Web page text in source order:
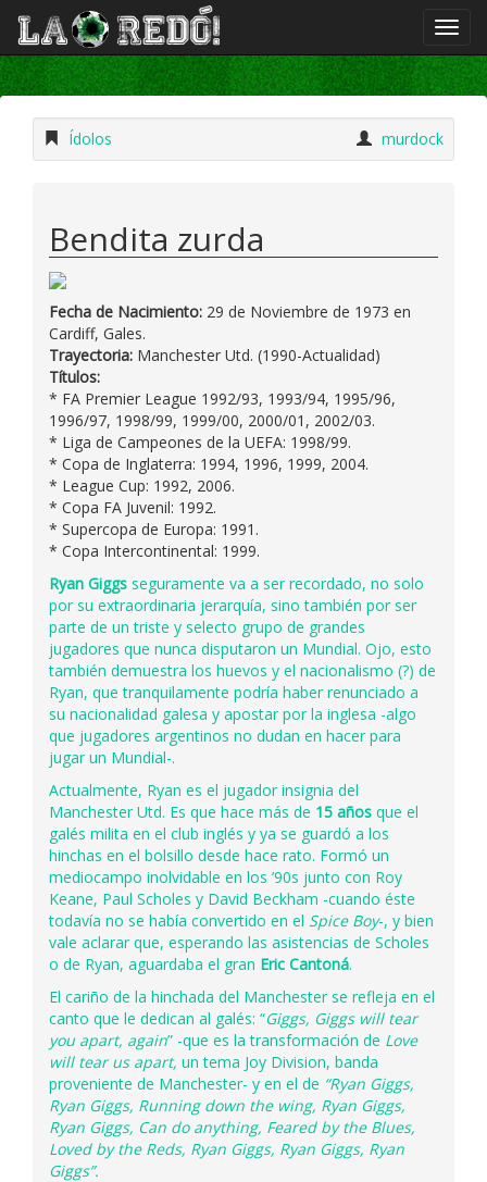
Ídolos murdock
Bendita zurda
Fecha de Nacimiento: 29 de Noviembre de 1973 en
Cardiff, Gales.
Trayectoria: Manchester Utd. (1990-Actualidad)
Títulos:
* FA Premier League 1992/93, 1993/94, 1995/96,
1996/97, 1998/99, 1999/00, 2000/01, 2002/03.
* Liga de Campeones de la UEFA: 1998/99.
* Copa de Inglaterra: 1994, 1996, 1999, 2004.
* League Cup: 1992, 2006.
* Copa FA Juvenil: 1992.
* Supercopa de Europa: 1991.
* Copa Intercontinental: 1999.
Ryan Giggs seguramente va a ser recordado, no solo
por su extraordinaria jerarquía, sino también por ser
parte de un triste y selecto grupo de grandes
jugadores que nunca disputaron un Mundial. Ojo, esto
también demuestra los huevos y el nacionalismo (?) de
Ryan, que tranquilamente podría haber renunciado a
su nacionalidad galesa y apostar por la inglesa -algo
que jugadores argentinos no dudan en hacer para
jugar un Mundial-.
Actualmente, Ryan es el jugador insignia del
Manchester Utd. Es que hace más de 15 años que el
galés milita en el club inglés y ya se guardó a los
hinchas en el bolsillo desde hace rato. Formó un
mediocampo inolvidable en los ’90s junto con Roy
Keane, Paul Scholes y David Beckham -cuando éste
todavía no se había convertido en el Spice Boy-, y bien
vale aclarar que, esperando las asistencias de Scholes
o de Ryan, aguardaba el gran Eric Cantoná.
El cariño de la hinchada del Manchester se refleja en el
canto que le dedican al galés: “Giggs, Giggs will tear
you apart, again” -que es la transformación de Love
will tear us apart, un tema Joy Division, banda
proveniente de Manchester- y en el de “Ryan Giggs,
Ryan Giggs, Running down the wing, Ryan Giggs,
Ryan Giggs, Can do anything, Feared by the Blues,
Loved by the Reds, Ryan Giggs, Ryan Giggs, Ryan
Giggs”.